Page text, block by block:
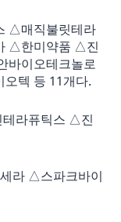
△매직불릿테라
△한미약품 △진
이오테크놀로
텍 등 11개다.
라퓨틱스 △진
라 △스파크바이